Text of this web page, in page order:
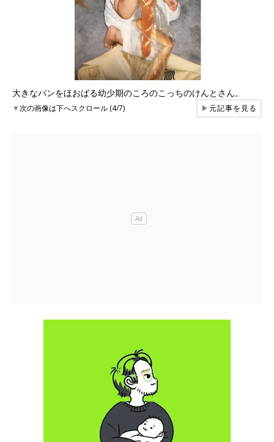
大きなパンをほおばる幼少期のころのこっちのけんとさん。
▼次の画像は下へスクロール (4/7) ▶元記事を見る